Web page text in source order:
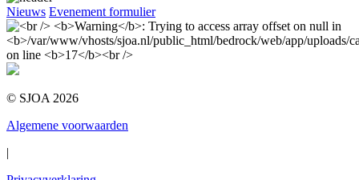
Nieuws Evenement formulier
© SJOA 2026
Algemene voorwaarden
|